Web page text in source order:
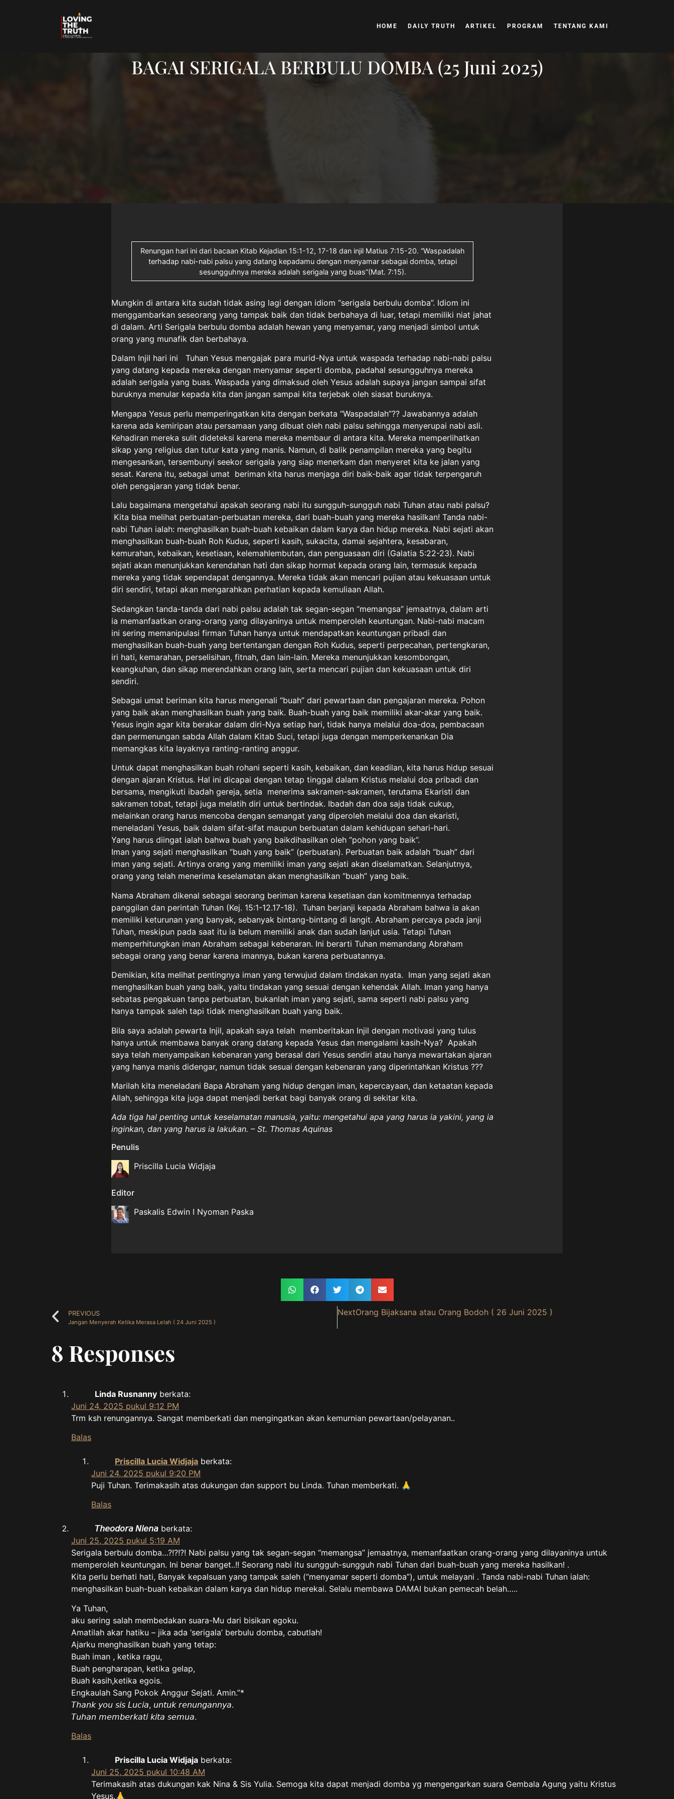
HOME DAILY TRUTH ARTIKEL PROGRAM TENTANG KAMI
BAGAI SERIGALA BERBULU DOMBA (25 Juni 2025)
Renungan hari ini dari bacaan Kitab Kejadian 15:1-12, 17-18 dan injil Matius 7:15-20. “Waspadalah
terhadap nabi-nabi palsu yang datang kepadamu dengan menyamar sebagai domba, tetapi
sesungguhnya mereka adalah serigala yang buas”(Mat. 7:15).
Mungkin di antara kita sudah tidak asing lagi dengan idiom “serigala berbulu domba”. Idiom ini
menggambarkan seseorang yang tampak baik dan tidak berbahaya di luar, tetapi memiliki niat jahat
di dalam. Arti Serigala berbulu domba adalah hewan yang menyamar, yang menjadi simbol untuk
orang yang munafik dan berbahaya.
Dalam Injil hari ini Tuhan Yesus mengajak para murid-Nya untuk waspada terhadap nabi-nabi palsu
yang datang kepada mereka dengan menyamar seperti domba, padahal sesungguhnya mereka
adalah serigala yang buas. Waspada yang dimaksud oleh Yesus adalah supaya jangan sampai sifat
buruknya menular kepada kita dan jangan sampai kita terjebak oleh siasat buruknya.
Mengapa Yesus perlu memperingatkan kita dengan berkata “Waspadalah”?? Jawabannya adalah
karena ada kemiripan atau persamaan yang dibuat oleh nabi palsu sehingga menyerupai nabi asli.
Kehadiran mereka sulit dideteksi karena mereka membaur di antara kita. Mereka memperlihatkan
sikap yang religius dan tutur kata yang manis. Namun, di balik penampilan mereka yang begitu
mengesankan, tersembunyi seekor serigala yang siap menerkam dan menyeret kita ke jalan yang
sesat. Karena itu, sebagai umat beriman kita harus menjaga diri baik-baik agar tidak terpengaruh
oleh pengajaran yang tidak benar.
Lalu bagaimana mengetahui apakah seorang nabi itu sungguh-sungguh nabi Tuhan atau nabi palsu?
Kita bisa melihat perbuatan-perbuatan mereka, dari buah-buah yang mereka hasilkan! Tanda nabi-
nabi Tuhan ialah: menghasilkan buah-buah kebaikan dalam karya dan hidup mereka. Nabi sejati akan
menghasilkan buah-buah Roh Kudus, seperti kasih, sukacita, damai sejahtera, kesabaran,
kemurahan, kebaikan, kesetiaan, kelemahlembutan, dan penguasaan diri (Galatia 5:22-23). Nabi
sejati akan menunjukkan kerendahan hati dan sikap hormat kepada orang lain, termasuk kepada
mereka yang tidak sependapat dengannya. Mereka tidak akan mencari pujian atau kekuasaan untuk
diri sendiri, tetapi akan mengarahkan perhatian kepada kemuliaan Allah.
Sedangkan tanda-tanda dari nabi palsu adalah tak segan-segan “memangsa” jemaatnya, dalam arti
ia memanfaatkan orang-orang yang dilayaninya untuk memperoleh keuntungan. Nabi-nabi macam
ini sering memanipulasi firman Tuhan hanya untuk mendapatkan keuntungan pribadi dan
menghasilkan buah-buah yang bertentangan dengan Roh Kudus, seperti perpecahan, pertengkaran,
iri hati, kemarahan, perselisihan, fitnah, dan lain-lain. Mereka menunjukkan kesombongan,
keangkuhan, dan sikap merendahkan orang lain, serta mencari pujian dan kekuasaan untuk diri
sendiri.
Sebagai umat beriman kita harus mengenali “buah” dari pewartaan dan pengajaran mereka. Pohon
yang baik akan menghasilkan buah yang baik. Buah-buah yang baik memiliki akar-akar yang baik.
Yesus ingin agar kita berakar dalam diri-Nya setiap hari, tidak hanya melalui doa-doa, pembacaan
dan permenungan sabda Allah dalam Kitab Suci, tetapi juga dengan memperkenankan Dia
memangkas kita layaknya ranting-ranting anggur.
Untuk dapat menghasilkan buah rohani seperti kasih, kebaikan, dan keadilan, kita harus hidup sesuai
dengan ajaran Kristus. Hal ini dicapai dengan tetap tinggal dalam Kristus melalui doa pribadi dan
bersama, mengikuti ibadah gereja, setia menerima sakramen-sakramen, terutama Ekaristi dan
sakramen tobat, tetapi juga melatih diri untuk bertindak. Ibadah dan doa saja tidak cukup,
melainkan orang harus mencoba dengan semangat yang diperoleh melalui doa dan ekaristi,
meneladani Yesus, baik dalam sifat-sifat maupun berbuatan dalam kehidupan sehari-hari.
Yang harus diingat ialah bahwa buah yang baikdihasilkan oleh “pohon yang baik”.
Iman yang sejati menghasilkan “buah yang baik” (perbuatan). Perbuatan baik adalah “buah” dari
iman yang sejati. Artinya orang yang memiliki iman yang sejati akan diselamatkan. Selanjutnya,
orang yang telah menerima keselamatan akan menghasilkan “buah” yang baik.
Nama Abraham dikenal sebagai seorang beriman karena kesetiaan dan komitmennya terhadap
panggilan dan perintah Tuhan (Kej. 15:1-12.17-18). Tuhan berjanji kepada Abraham bahwa ia akan
memiliki keturunan yang banyak, sebanyak bintang-bintang di langit. Abraham percaya pada janji
Tuhan, meskipun pada saat itu ia belum memiliki anak dan sudah lanjut usia. Tetapi Tuhan
memperhitungkan iman Abraham sebagai kebenaran. Ini berarti Tuhan memandang Abraham
sebagai orang yang benar karena imannya, bukan karena perbuatannya.
Demikian, kita melihat pentingnya iman yang terwujud dalam tindakan nyata. Iman yang sejati akan
menghasilkan buah yang baik, yaitu tindakan yang sesuai dengan kehendak Allah. Iman yang hanya
sebatas pengakuan tanpa perbuatan, bukanlah iman yang sejati, sama seperti nabi palsu yang
hanya tampak saleh tapi tidak menghasilkan buah yang baik.
Bila saya adalah pewarta Injil, apakah saya telah memberitakan Injil dengan motivasi yang tulus
hanya untuk membawa banyak orang datang kepada Yesus dan mengalami kasih-Nya? Apakah
saya telah menyampaikan kebenaran yang berasal dari Yesus sendiri atau hanya mewartakan ajaran
yang hanya manis didengar, namun tidak sesuai dengan kebenaran yang diperintahkan Kristus ???
Marilah kita meneladani Bapa Abraham yang hidup dengan iman, kepercayaan, dan ketaatan kepada
Allah, sehingga kita juga dapat menjadi berkat bagi banyak orang di sekitar kita.
Ada tiga hal penting untuk keselamatan manusia, yaitu: mengetahui apa yang harus ia yakini, yang ia
inginkan, dan yang harus ia lakukan. – St. Thomas Aquinas
Penulis
Priscilla Lucia Widjaja
Editor
Paskalis Edwin I Nyoman Paska
PREVIOUS
Jangan Menyerah Ketika Merasa Lelah ( 24 Juni 2025 )
NextOrang Bijaksana atau Orang Bodoh ( 26 Juni 2025 )
8 Responses
Linda Rusnanny berkata:
Juni 24, 2025 pukul 9:12 PM
Trm ksh renungannya. Sangat memberkati dan mengingatkan akan kemurnian pewartaan/pelayanan..
Balas
Priscilla Lucia Widjaja berkata:
Juni 24, 2025 pukul 9:20 PM
Puji Tuhan. Terimakasih atas dukungan dan support bu Linda. Tuhan memberkati. 🙏
Balas
𝘛𝘩𝘦𝘰𝘥𝘰𝘳𝘢 𝘕𝘪𝘦𝘯𝘢 berkata:
Juni 25, 2025 pukul 5:19 AM
Serigala berbulu domba…?!?!?! Nabi palsu yang tak segan-segan “memangsa” jemaatnya, memanfaatkan orang-orang yang dilayaninya untuk
memperoleh keuntungan. Ini benar banget..!! Seorang nabi itu sungguh-sungguh nabi Tuhan dari buah-buah yang mereka hasilkan! .
Kita perlu berhati hati, Banyak kepalsuan yang tampak saleh (“menyamar seperti domba”), untuk melayani . Tanda nabi-nabi Tuhan ialah:
menghasilkan buah-buah kebaikan dalam karya dan hidup merekai. Selalu membawa DAMAI bukan pemecah belah…..
Ya Tuhan,
aku sering salah membedakan suara-Mu dari bisikan egoku.
Amatilah akar hatiku – jika ada ‘serigala’ berbulu domba, cabutlah!
Ajarku menghasilkan buah yang tetap:
Buah iman , ketika ragu,
Buah pengharapan, ketika gelap,
Buah kasih,ketika egois.
Engkaulah Sang Pokok Anggur Sejati. Amin.”*
𝘛𝘩𝘢𝘯𝘬 𝘺𝘰𝘶 𝘴𝘪𝘴 𝘓𝘶𝘤𝘪𝘢, 𝘶𝘯𝘵𝘶𝘬 𝘳𝘦𝘯𝘶𝘯𝘨𝘢𝘯𝘯𝘺𝘢.
𝘛𝘶𝘩𝘢𝘯 𝘮𝘦𝘮𝘣𝘦𝘳𝘬𝘢𝘵𝘪 𝘬𝘪𝘵𝘢 𝘴𝘦𝘮𝘶𝘢.
Balas
Priscilla Lucia Widjaja berkata:
Juni 25, 2025 pukul 10:48 AM
Terimakasih atas dukungan kak Nina & Sis Yulia. Semoga kita dapat menjadi domba yg mengengarkan suara Gembala Agung yaitu Kristus
Yesus.🙏